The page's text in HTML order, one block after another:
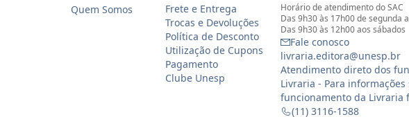
Quem Somos
Frete e Entrega
Trocas e Devoluções
Política de Desconto
Utilização de Cupons
Pagamento
Clube Unesp
Horário de atendimento do SAC
Das 9h30 às 17h00 de segunda
Das 9h30 às 12h00 aos sábados
Fale conosco
livraria.editora@unesp.br
Atendimento direto dos
Livraria - Para informações
funcionamento da Livraria
(11) 3116-1588